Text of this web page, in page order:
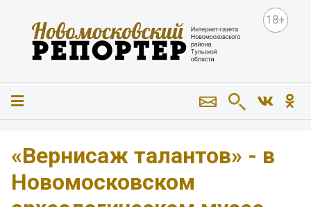
18+
«Вернисаж талантов» - в
Новомосковском